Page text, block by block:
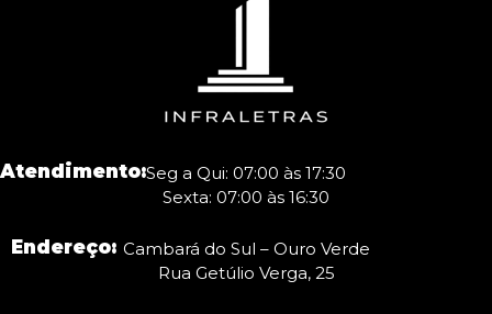
Atendimento:Seg a Qui: 07:00 às 17:30
Sexta: 07:00 às 16:30
Endereço: Cambará do Sul – Ouro Verde
Rua Getúlio Verga, 25